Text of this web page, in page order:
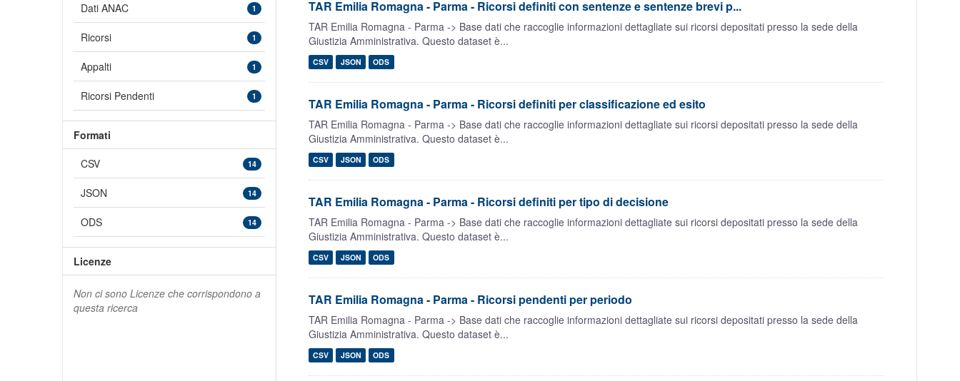
Dati ANAC 1
Ricorsi 1
Appalti 1
Ricorsi Pendenti 1
Formati
CSV
14
JSON 14
ODS 14
Licenze
Non ci sono Licenze che corrispondono a
questa ricerca
TAR Emilia Romagna - Parma - Ricorsi definiti con sentenze e sentenze brevi p...
TAR Emilia Romagna - Parma -> Base dati che raccoglie informazioni dettagliate sui ricorsi depositati presso la sede della
Giustizia Amministrativa. Questo dataset è...
CSV JSON ODS
TAR Emilia Romagna - Parma - Ricorsi definiti per classificazione ed esito
TAR Emilia Romagna - Parma -> Base dati che raccoglie informazioni dettagliate sui ricorsi depositati presso la sede della
Giustizia Amministrativa. Questo dataset è...
CSV JSON ODS
TAR Emilia Romagna - Parma - Ricorsi definiti per tipo di decisione
TAR Emilia Romagna - Parma -> Base dati che raccoglie informazioni dettagliate sui ricorsi depositati presso la sede della
Giustizia Amministrativa. Questo dataset è...
CSV JSON ODS
TAR Emilia Romagna - Parma - Ricorsi pendenti per periodo
TAR Emilia Romagna - Parma -> Base dati che raccoglie informazioni dettagliate sui ricorsi depositati presso la sede della
Giustizia Amministrativa. Questo dataset è...
CSV JSON ODS